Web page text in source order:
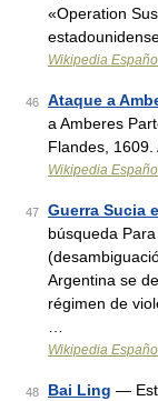
«Operation
Wikipedia
46 Ataque a
a Amberes
Flandes,
Wikipedia
47 Guerra Sucia
búsqueda
Argentina se
régimen de
Wikipedia
48 Bai Ling —